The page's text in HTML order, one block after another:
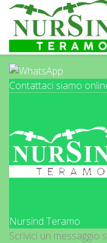
Contattaci siamo
Nursind Teramo
Scrivici un messaggio